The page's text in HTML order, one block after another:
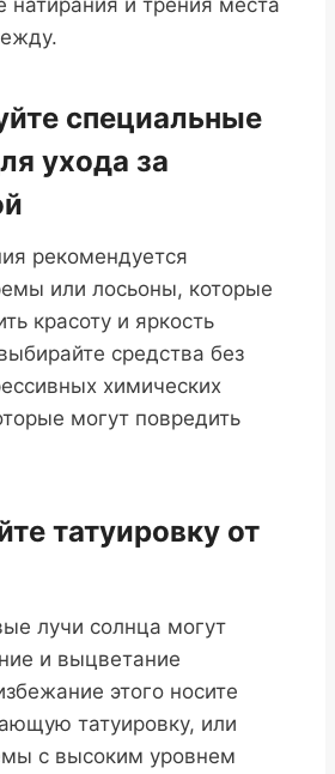
специальные
ухода за
рекомендуется
или лосьоны, которые
красоту и яркость
средства без
химических
могут повредить
татуировку от
лучи солнца могут
и выцветание
этого носите
татуировку, или
с высоким уровнем